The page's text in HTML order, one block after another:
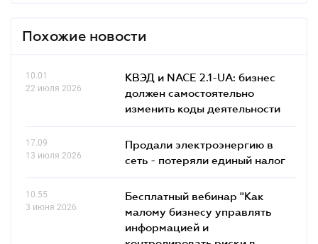
Похожие новости
10.01
22 июля 2026
КВЭД и NACE 2.1-UA: бизнес
должен самостоятельно
изменить коды деятельности
17.09
13 июля 2026
Продали электроэнергию в
сеть - потеряли единый налог
10.55
3 июня 2026
Бесплатный вебинар "Как
малому бизнесу управлять
информацией и